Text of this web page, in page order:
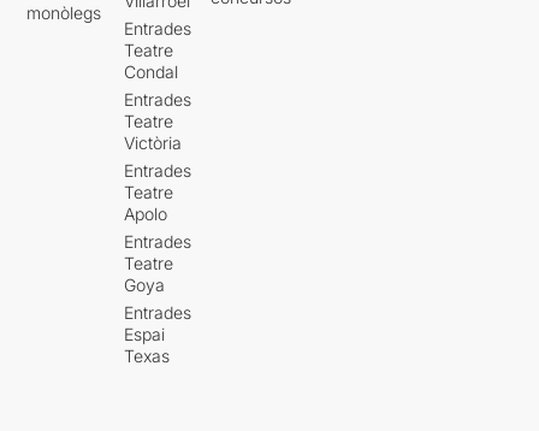
monòlegs
Entrades
Teatre
Condal
Entrades
Teatre
Victòria
Entrades
Teatre
Apolo
Entrades
Teatre
Goya
Entrades
Espai
Texas